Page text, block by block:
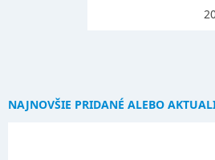
NAJNOVŠIE PRIDANÉ ALEBO